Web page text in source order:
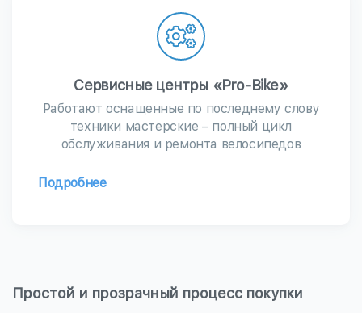
Сервисные центры «Pro-Bike»
Работают оснащенные по последнему слову
техники мастерские – полный цикл
обслуживания и ремонта велосипедов
Подробнее
Простой и прозрачный процесс покупки